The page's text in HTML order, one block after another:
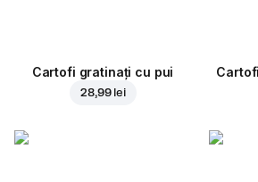
Cartofi gratinați cu pui
28,99 lei